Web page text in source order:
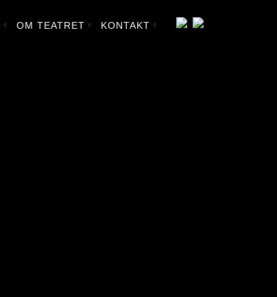
OM TEATRET
KONTAKT